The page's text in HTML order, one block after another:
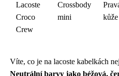
Lacoste
Croco
Crew
Crossbody
mini
kůže
Víte, co je na lacoste kabelkách
Neutrální barvy jako béžová,